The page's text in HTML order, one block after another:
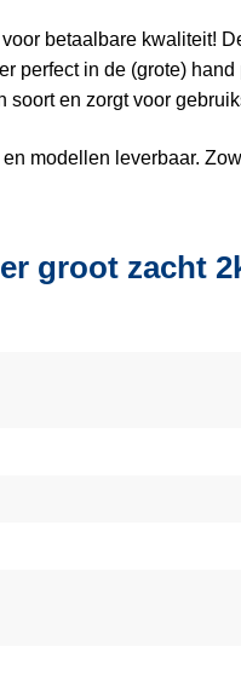
betaalbare kwaliteit!
perfect in de (grote)
soort en zorgt voor
modellen leverbaar.
groot zacht